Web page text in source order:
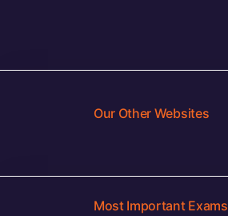
Our Other Websites
Most Important Exams